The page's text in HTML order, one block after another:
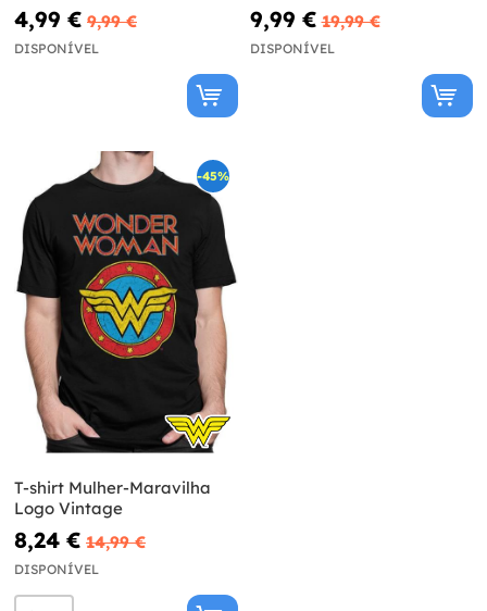
4,99 € 9,99 €
DISPONÍVEL
9,99 € 19,99 €
DISPONÍVEL
-45%
T-shirt Mulher-Maravilha
Logo Vintage
8,24 € 14,99 €
DISPONÍVEL